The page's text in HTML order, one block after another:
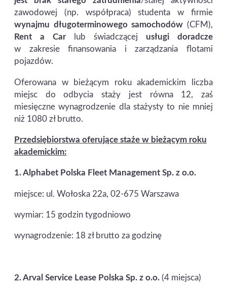
zawodowej (np. współpraca) studenta w firmie
wynajmu długoterminowego samochodów (CFM),
Rent a Carlub świadczącej usługi doradcze
w zakresie finansowania i zarządzania flotami
pojazdów.
Oferowana w bieżącym roku akademickim liczba
miejsc do odbycia staży jest równa 12, zaś
miesięczne wynagrodzenie dla stażysty to nie mniej
niż 1080 zł brutto.
Przedsiębiorstwa oferujące staże w bieżącym roku
akademickim:
1.Alphabet Polska Fleet Management Sp. z o.o.
miejsce: ul. Wołoska 22a, 02-675 Warszawa
wymiar: 15 godzin tygodniowo
wynagrodzenie: 18 zł brutto za godzinę
2.Arval Service Lease Polska Sp. z o.o. (4 miejsca)